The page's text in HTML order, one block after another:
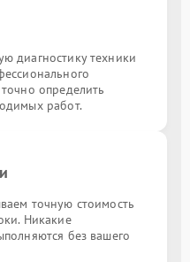
диагностику техники
определить
работ.
точную стоимость
Никакие
без вашего